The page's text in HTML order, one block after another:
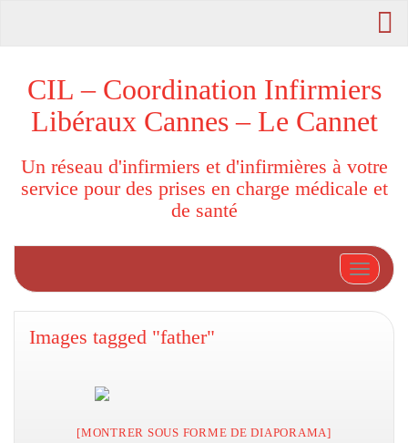
CIL – Coordination Infirmiers
Libéraux Cannes – Le Cannet
Un réseau d'infirmiers et d'infirmières à votre
service pour des prises en charge médicale et
de santé
Images tagged "father"
[MONTRER SOUS FORME DE DIAPORAMA]